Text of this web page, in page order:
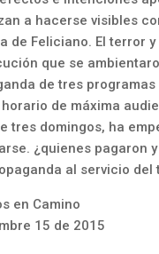
a hacerse visibles
de Feliciano. El terror y
que se
de tres programas
horario de máxima
tres domingos, ha
¿quienes pagaron
al servicio del
en Camino
15 de 2015